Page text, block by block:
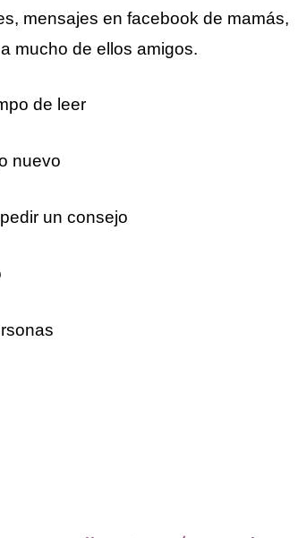
mensajes en facebook de mamás,
mucho de ellos amigos.
de leer
nuevo
un consejo